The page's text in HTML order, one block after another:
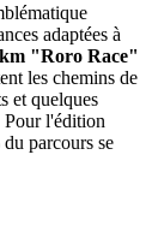
adaptées à
"Roro Race"
les chemins de
et quelques
Pour l'édition
parcours se